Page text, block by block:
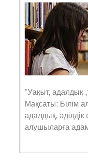
"Уақыт, адалдық
Мақсаты: Білім
адалдық, әділдік
алушыларға